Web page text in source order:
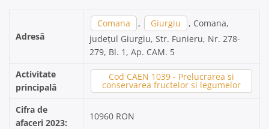
Adresă
Comana , Giurgiu
, Comana,
județul Giurgiu, Str. Funieru, Nr. 278-
279, Bl. 1, Ap. CAM. 5
Activitate
principală
Cod CAEN 1039 - Prelucrarea si
conservarea fructelor si legumelor
Cifra de
afaceri 2023:
10960 RON